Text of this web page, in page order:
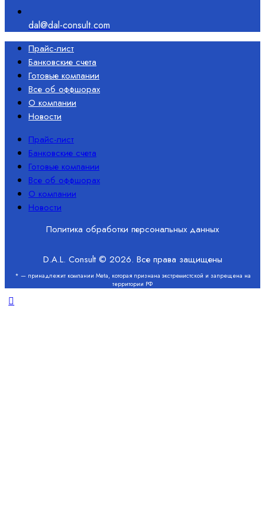
dal@dal-consult.com
Прайс-лист
Банковские счета
Готовые компании
Все об оффшорах
О компании
Новости
Прайс-лист
Банковские счета
Готовые компании
Все об оффшорах
О компании
Новости
Политика обработки персональных данных
D.A.L. Consult © 2026. Все права защищены
* — принадлежит компании Meta, которая признана экстремистской и запрещена на
территории РФ